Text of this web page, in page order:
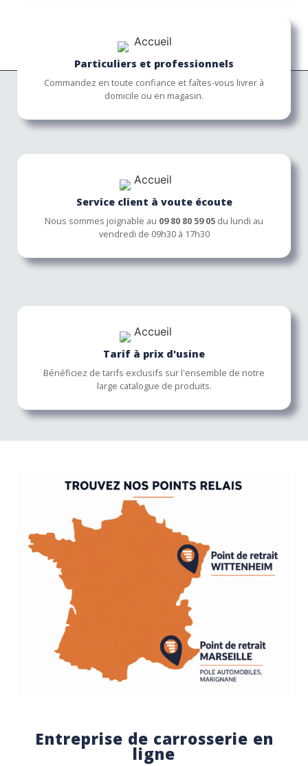
Particuliers et professionnels
Commandez en toute confiance et faîtes-vous livrer à
domicile ou en magasin.
Service client à voute écoute
Nous sommes joignable au 09 80 80 59 05 du lundi au
vendredi de 09h30 à 17h30
Tarif à prix d'usine
Bénéficiez de tarifs exclusifs sur l'ensemble de notre
large catalogue de produits.
Entreprise de carrosserie en
ligne